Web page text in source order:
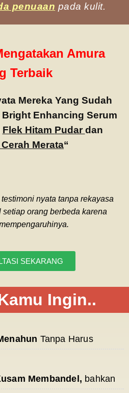
penuaan pada kulit.
Amura
Terbaik
Mereka Yang Sudah
Enhancing Serum
Flek Hitam Pudardan
Merata“
testimoni nyata tanpa rekayasa
orang berbeda karena
SEKARANG
Ingin..
Tanpa Harus
Membandel, bahkan